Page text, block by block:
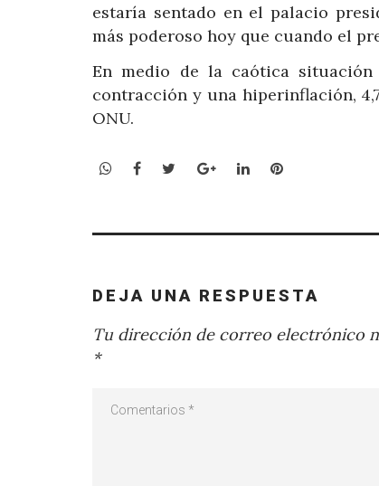
estaría sentado en el palacio
más poderoso hoy que cuando el
En medio de la caótica situación
contracción y una hiperinflación,
ONU.
WhatsApp
Facebook
TwitterGoogle+LinkedInPinterest
DEJA UNA RESPUESTA
Tu dirección de correo electrónico
*